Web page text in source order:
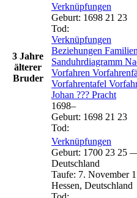
3 Jahre
älterer
Bruder
Verknüpfungen
Geburt: 1698 21 23
Tod:
Verknüpfungen
Beziehungen
Sanduhrdiagramm
Vorfahren
Vorfahrentafel
Johan ??? Pracht
1698–
Geburt: 1698 21 23
Tod:
Verknüpfungen
Geburt: 1700 23 25
Deutschland
Taufe: 7. November
Hessen, Deutschland